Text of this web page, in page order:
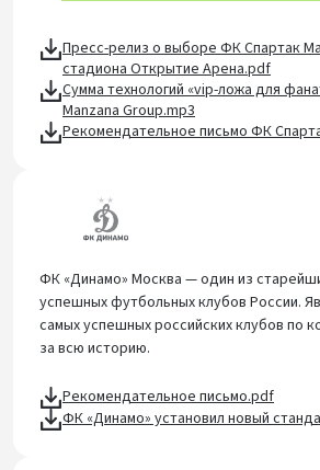
Пресс-релиз о выборе ФК Спартак
стадиона Открытие Арена.pdf
Сумма технологий «vip-ложа для
Manzana Group.mp3
Рекомендательное письмо ФК
ФК «Динамо» Москва — один из
успешных футбольных клубов России.
самых успешных российских клубов по
за всю историю.
Рекомендательное письмо.pdf
ФК «Динамо» установил новый